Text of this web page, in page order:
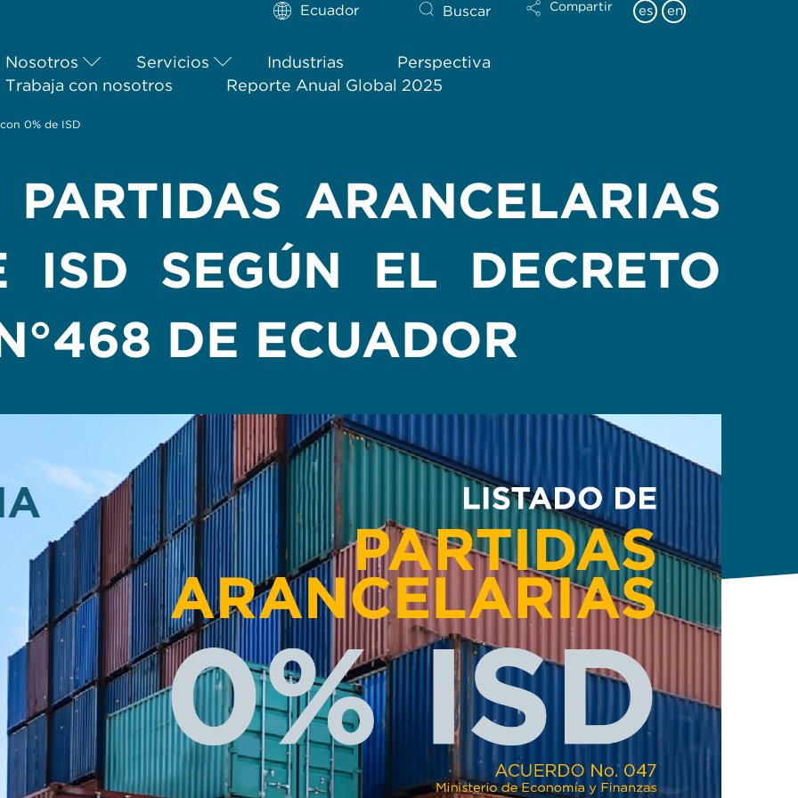
Ecuador Buscar Compartir es en
Nosotros Servicios Industrias
Perspectiva
Trabaja con nosotros
Reporte Anual Global 2025
0% de ISD
ARANCELARIAS
SEGÚN EL DECRETO
DE ECUADOR